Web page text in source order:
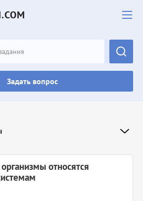
Задать вопрос
относятся